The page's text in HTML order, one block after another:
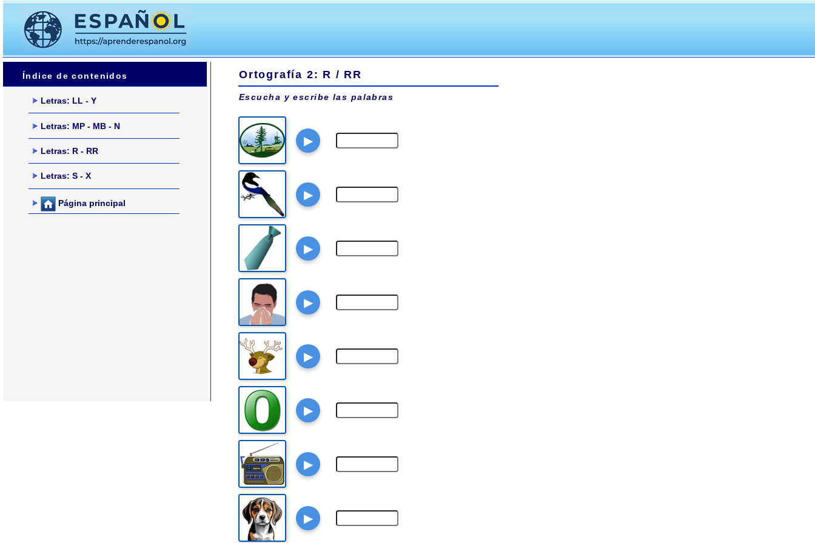
Índice de contenidos
Letras: LL - Y
Letras: MP - MB - N
Letras: R - RR
Letras: S - X
Página principal
Ortografía 2: R / RR
Escucha y escribe las palabras
▶
▶
▶
▶
▶
▶
▶
▶